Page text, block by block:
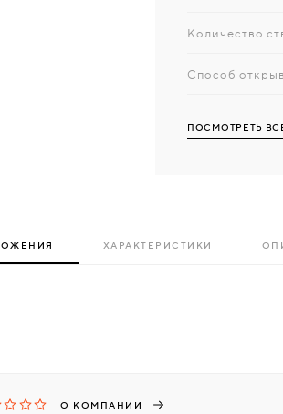
Количество
Способ
ПОСМОТРЕТЬ
ХАРАКТЕРИСТИКИ
О КОМПАНИИ